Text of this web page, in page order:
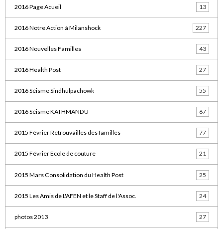
2016 Page Acueil 13
2016 Notre Action à Milanshock 227
2016 Nouvelles Familles 43
2016 Health Post 27
2016 Séisme Sindhulpachowk 55
2016 Séisme KATHMANDU 67
2015 Février Retrouvailles des familles 77
2015 Février Ecole de couture 21
2015 Mars Consolidation du Health Post 25
2015 Les Amis de L'AFEN et le Staff de l'Assoc. 24
photos 2013 27